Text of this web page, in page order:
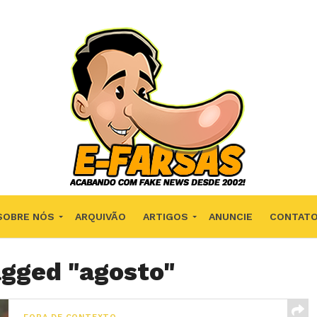
NÓS ARQUIVÃO ARTIGOS ANUNCIE CONTATO
"agosto"